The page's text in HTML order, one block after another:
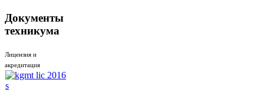
Документы
техникума
Лицензия и
акредитация